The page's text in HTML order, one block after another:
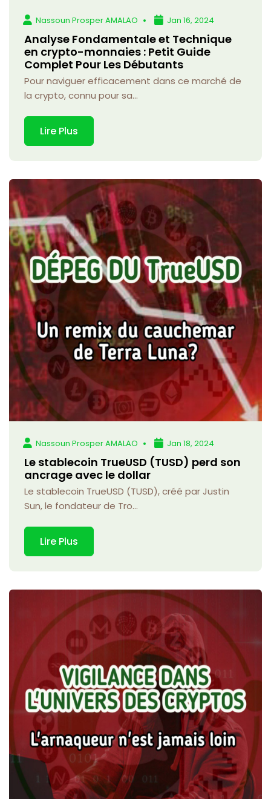
Nassoun Prosper AMALAO Jan 16, 2024
Analyse Fondamentale et Technique
en crypto-monnaies : Petit Guide
Complet Pour Les Débutants
Pour naviguer efficacement dans ce marché de
la crypto, connu pour sa...
Lire Plus
Nassoun Prosper AMALAO Jan 18, 2024
Le stablecoin TrueUSD (TUSD) perd son
ancrage avec le dollar
Le stablecoin TrueUSD (TUSD), créé par Justin
Sun, le fondateur de Tro...
Lire Plus